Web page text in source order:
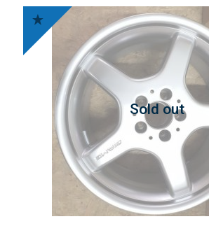
Sold out